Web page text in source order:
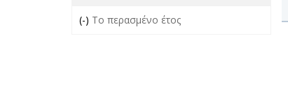
(-) Remove Το περασμένο έτος filter
Το περασμένο έτος